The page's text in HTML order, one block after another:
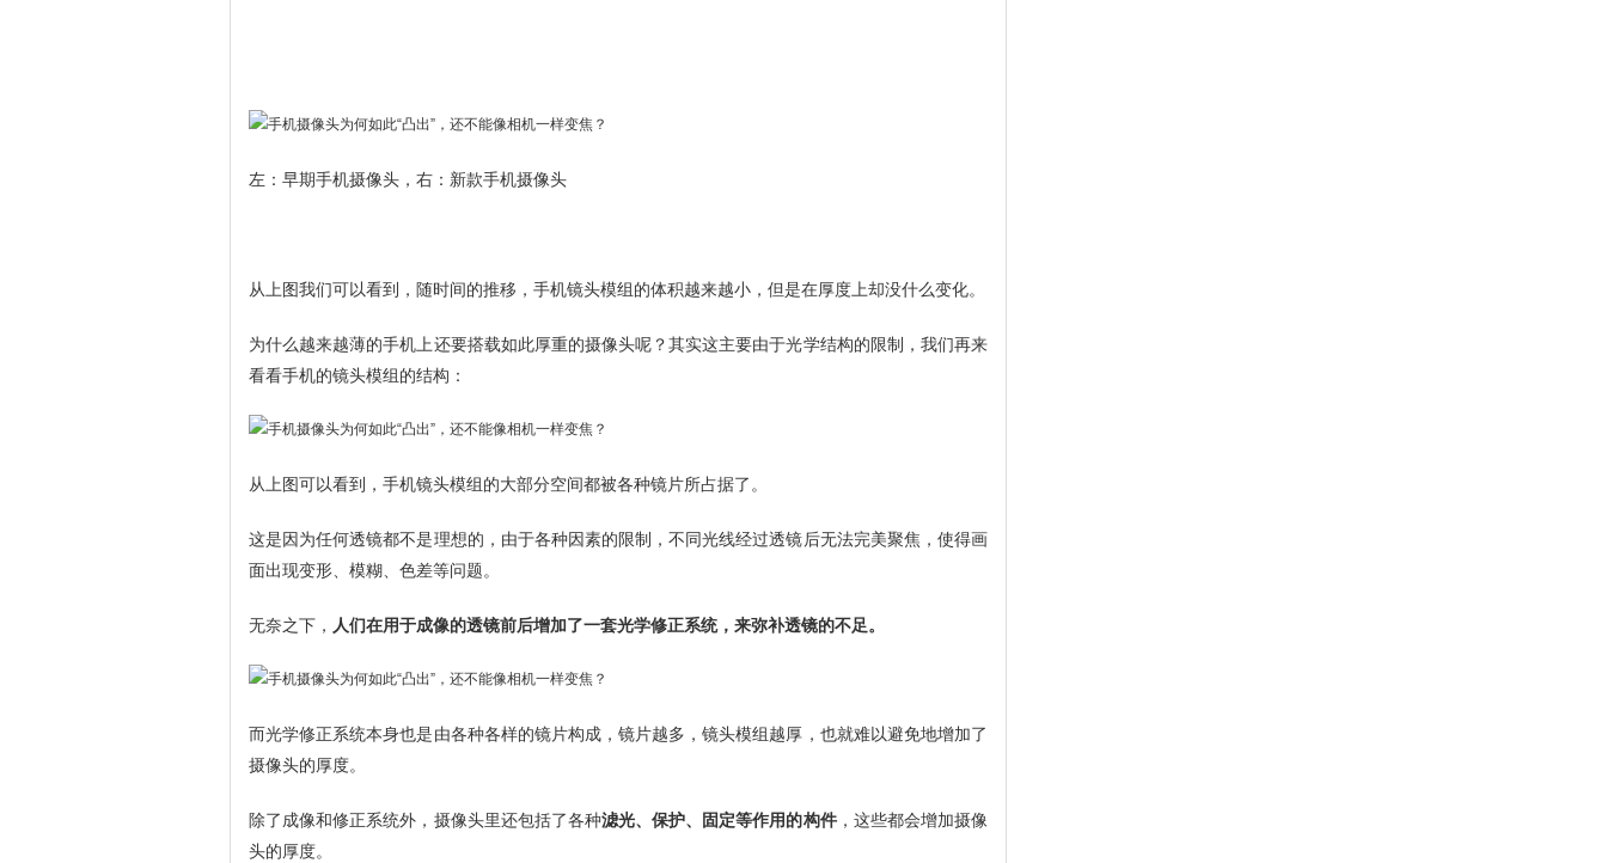
左：早期手机摄像头，右：新款手机摄像头
从上图我们可以看到，随时间的推移，手机镜头模组的体积越来越小，但是在厚度上却没什么变化。
为什么越来越薄的手机上还要搭载如此厚重的摄像头呢？其实这主要由于光学结构的限制，我们再来
看看手机的镜头模组的结构：
从上图可以看到，手机镜头模组的大部分空间都被各种镜片所占据了。
这是因为任何透镜都不是理想的，由于各种因素的限制，不同光线经过透镜后无法完美聚焦，使得画
面出现变形、模糊、色差等问题。
无奈之下， 人们在用于成像的透镜前后增加了一套光学修正系统，来弥补透镜的不足。
而光学修正系统本身也是由各种各样的镜片构成，镜片越多，镜头模组越厚，也就难以避免地增加了
摄像头的厚度。
除了成像和修正系统外，摄像头里还包括了各种滤光、保护、固定等作用的构件，这些都会增加摄像
头的厚度。